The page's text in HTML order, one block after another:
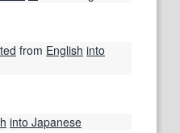
from English into
into Japanese